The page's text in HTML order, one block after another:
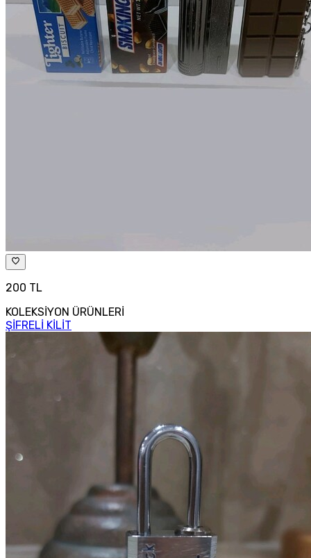
200 TL
KOLEKSİYON ÜRÜNLERİ
ŞİFRELİ KİLİT